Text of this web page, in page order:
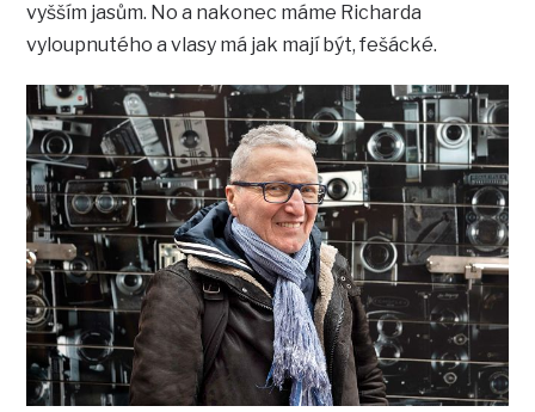
vyšším jasům. No a nakonec máme Richarda
vyloupnutého a vlasy má jak mají být, fešácké.